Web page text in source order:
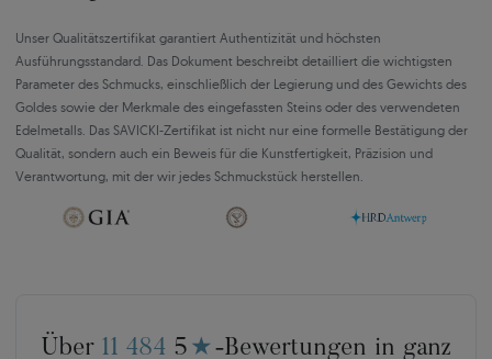
Unser Qualitätszertifikat garantiert Authentizität und höchsten
Ausführungsstandard. Das Dokument beschreibt detailliert die wichtigsten
Parameter des Schmucks, einschließlich der Legierung und des Gewichts des
Goldes sowie der Merkmale des eingefassten Steins oder des verwendeten
Edelmetalls. Das SAVICKI-Zertifikat ist nicht nur eine formelle Bestätigung der
Qualität, sondern auch ein Beweis für die Kunstfertigkeit, Präzision und
Verantwortung, mit der wir jedes Schmuckstück herstellen.
Über 11 484 5 ★ -Bewertungen in ganz